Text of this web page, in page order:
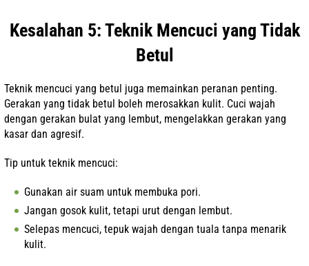
Kesalahan 5: Teknik Mencuci yang Tidak
Betul
Teknik mencuci yang betul juga memainkan peranan penting.
Gerakan yang tidak betul boleh merosakkan kulit. Cuci wajah
dengan gerakan bulat yang lembut, mengelakkan gerakan yang
kasar dan agresif.
Tip untuk teknik mencuci:
Gunakan air suam untuk membuka pori.
Jangan gosok kulit, tetapi urut dengan lembut.
Selepas mencuci, tepuk wajah dengan tuala tanpa menarik
kulit.